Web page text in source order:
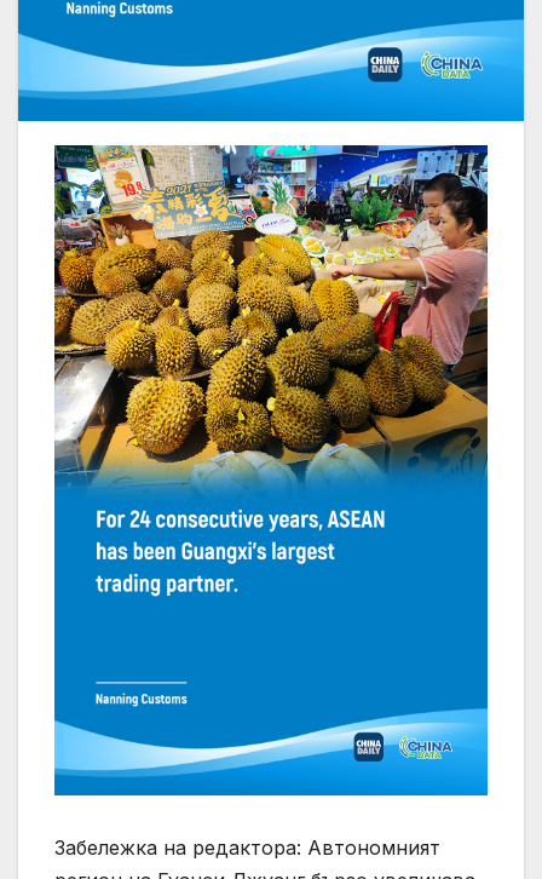
Забележка на редактора: Автономният